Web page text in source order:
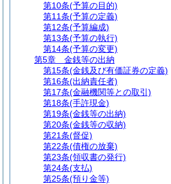
第10条(予算の目的)
第11条(予算の定義)
第12条(予算編成)
第13条(予算の執行)
第14条(予算の変更)
第5章
金銭等の出納
第15条(金銭及び有価証券の定義)
第16条(出納責任者)
第17条(金融機関等との取引)
第18条(手許現金)
第19条(金銭等の出納)
第20条(金銭等の収納)
第21条(督促)
第22条(債権の放棄)
第23条(領収書の発行)
第24条(支払)
第25条(預り金等)